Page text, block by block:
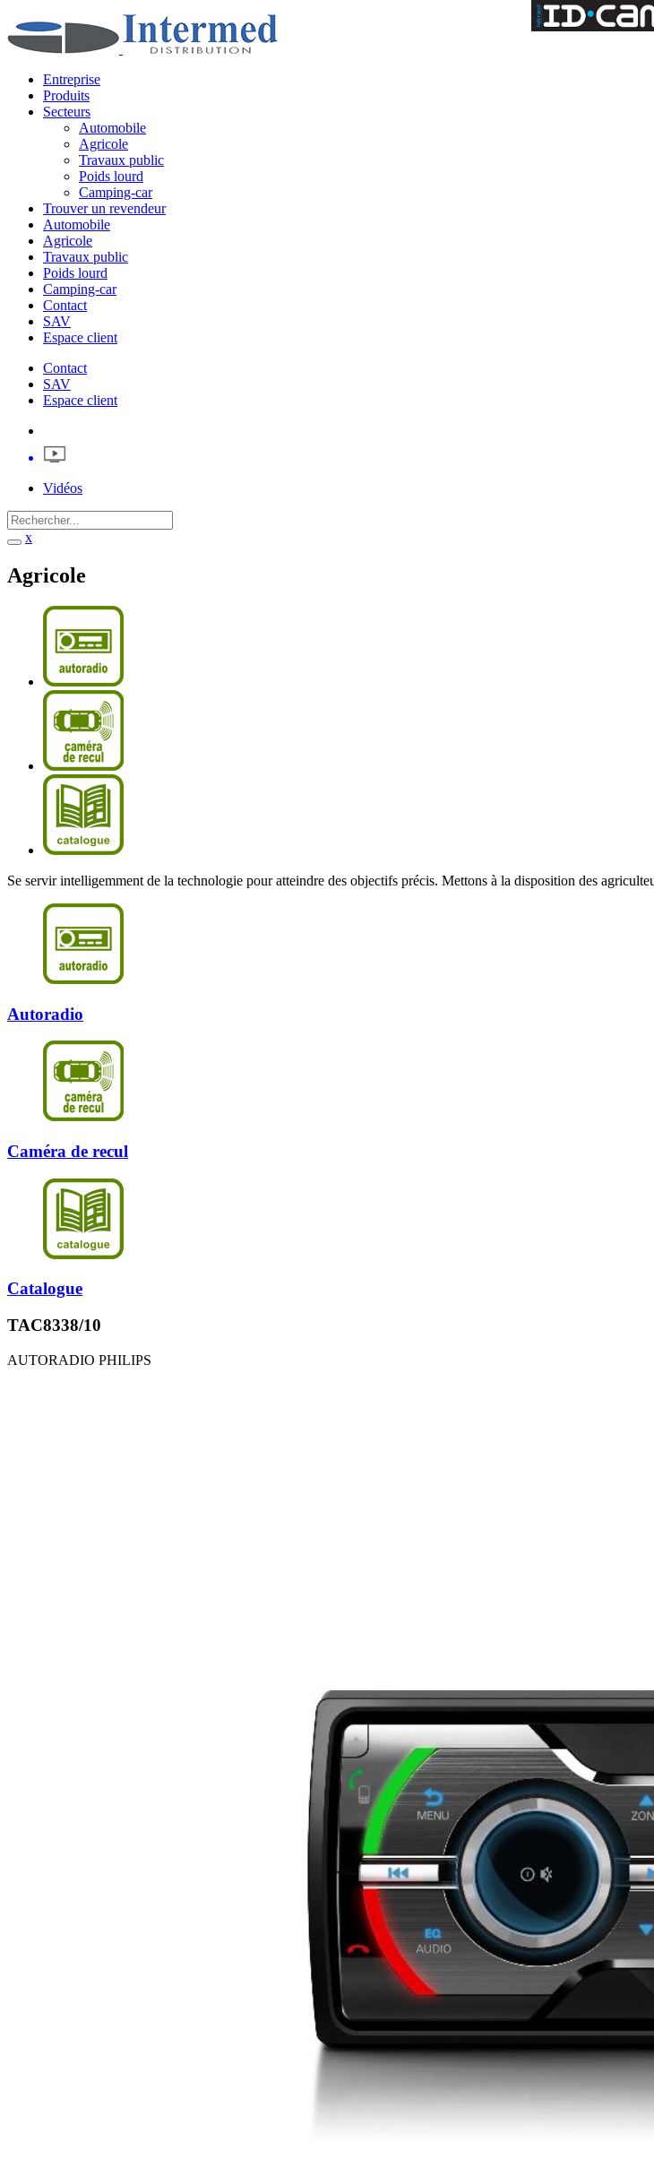
Entreprise
Produits
Secteurs
Automobile
Agricole
Travaux public
Poids lourd
Camping-car
Trouver un revendeur
Automobile
Agricole
Travaux public
Poids lourd
Camping-car
Contact
SAV
Espace client
Contact
SAV
Espace client
Vidéos
x
Agricole
Se servir intelligemment de la technologie pour atteindre des objectifs précis. Mettons à la disposition des
Autoradio
Caméra de recul
Catalogue
TAC8338/10
AUTORADIO PHILIPS